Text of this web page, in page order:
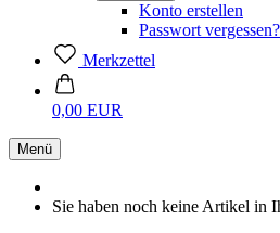
Konto erstellen
Passwort vergessen?
Merkzettel
0,00 EUR
Menü
Sie haben noch keine Artikel in